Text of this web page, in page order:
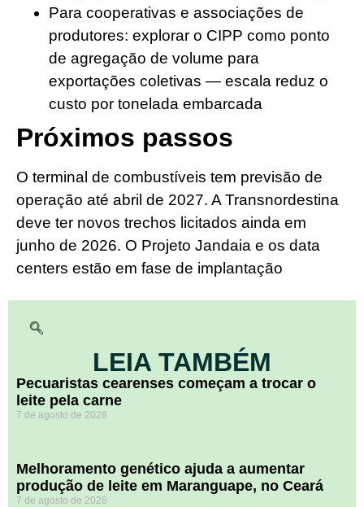
Para cooperativas e associações de
produtores: explorar o CIPP como ponto
de agregação de volume para
exportações coletivas — escala reduz o
custo por tonelada embarcada
Próximos passos
O terminal de combustíveis tem previsão de
operação até abril de 2027. A Transnordestina
deve ter novos trechos licitados ainda em
junho de 2026. O Projeto Jandaia e os data
centers estão em fase de implantação
LEIA TAMBÉM
Pecuaristas cearenses começam a trocar o
leite pela carne
7 de agosto de 2026
Melhoramento genético ajuda a aumentar
produção de leite em Maranguape, no Ceará
7 de agosto de 2026